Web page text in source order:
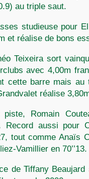
au triple saut.
studieuse pour
et réalise de bons
Teixeira sort
avec 4,00m
cette barre mais au
réalise
Romain
Record aussi pour
tout comme Anaïs
Vamillier en 70’’13.
de Tiffany Beaujard